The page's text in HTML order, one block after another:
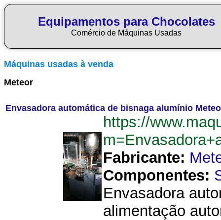
Equipamentos para Chocolates
Comércio de Máquinas Usadas
Máquinas usadas à venda
Meteor
Envasadora automática de bisnaga alumínio
https://
Fabricante:
Componentes:
Envasadora
alimentação